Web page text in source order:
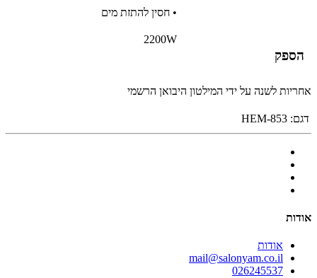
• חסין להתזת מים
הספק
2200W
אחריות לשנה על ידי המילטון היבואן הרשמי
דגם: HEM-853
אודות
אודות
mail@salonyam.co.il
026245537